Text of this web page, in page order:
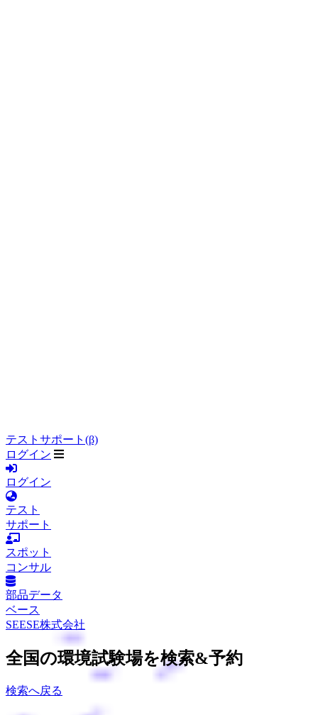
テストサポート(β)
ログイン
ログイン
テスト
サポート
スポット
コンサル
部品データ
ベース
SEESE株式会社
全国の環境試験場を検索&予約
検索へ戻る